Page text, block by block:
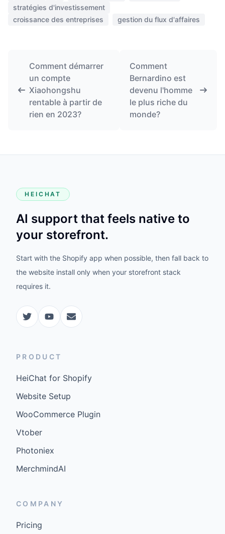
stratégies d'investissement
croissance des entreprises
gestion du flux d'affaires
Comment démarrer
un compte
Xiaohongshu
rentable à partir de
rien en 2023?
Comment
Bernardino est
devenu l'homme
le plus riche du
monde?
HEICHAT
AI support that feels native to
your storefront.
Start with the Shopify app when possible, then fall back to
the website install only when your storefront stack
requires it.
PRODUCT
HeiChat for Shopify
Website Setup
WooCommerce Plugin
Vtober
Photoniex
MerchmindAI
COMPANY
Pricing